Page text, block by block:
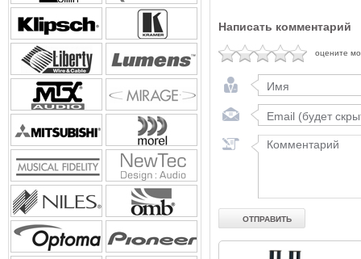
Написать комментарий
оцените